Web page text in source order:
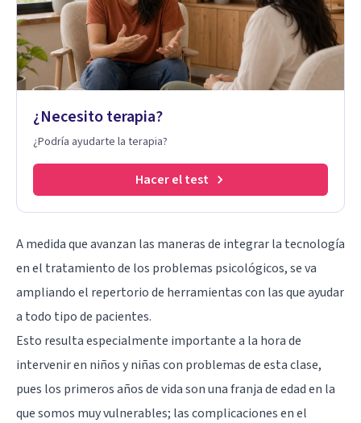
¿Necesito terapia?
¿Podría ayudarte la terapia?
Hacer el test
A medida que avanzan las maneras de integrar la tecnología
en el tratamiento de los problemas psicológicos, se va
ampliando el repertorio de herramientas con las que ayudar
a todo tipo de pacientes.
Esto resulta especialmente importante a la hora de
intervenir en niños y niñas con problemas de esta clase,
pues los primeros años de vida son una franja de edad en la
que somos muy vulnerables; las complicaciones en el